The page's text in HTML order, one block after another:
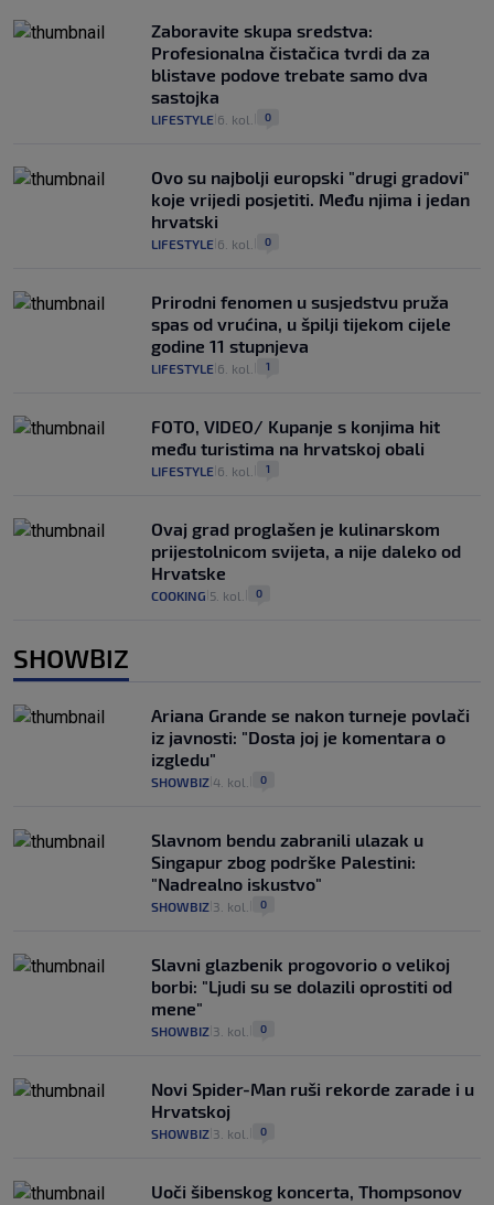
Zaboravite skupa sredstva:
Profesionalna čistačica tvrdi da za
blistave podove trebate samo dva
sastojka
LIFESTYLE 6. kol. 0
Ovo su najbolji europski "drugi gradovi"
koje vrijedi posjetiti. Među njima i jedan
hrvatski
LIFESTYLE 6. kol. 0
Prirodni fenomen u susjedstvu pruža
spas od vrućina, u špilji tijekom cijele
godine 11 stupnjeva
LIFESTYLE 6. kol. 1
FOTO, VIDEO/ Kupanje s konjima hit
među turistima na hrvatskoj obali
LIFESTYLE 6. kol. 1
Ovaj grad proglašen je kulinarskom
prijestolnicom svijeta, a nije daleko od
Hrvatske
COOKING 5. kol. 0
SHOWBIZ
Ariana Grande se nakon turneje povlači
iz javnosti: "Dosta joj je komentara o
izgledu"
SHOWBIZ 4. kol. 0
Slavnom bendu zabranili ulazak u
Singapur zbog podrške Palestini:
"Nadrealno iskustvo"
SHOWBIZ 3. kol. 0
Slavni glazbenik progovorio o velikoj
borbi: "Ljudi su se dolazili oprostiti od
mene"
SHOWBIZ 3. kol. 0
Novi Spider-Man ruši rekorde zarade i u
Hrvatskoj
SHOWBIZ 3. kol. 0
Uoči šibenskog koncerta, Thompsonov